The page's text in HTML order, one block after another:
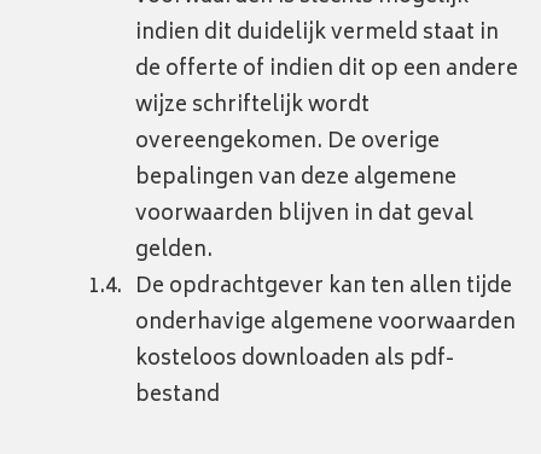
indien dit duidelijk vermeld staat in
de offerte of indien dit op een andere
wijze schriftelijk wordt
overeengekomen. De overige
bepalingen van deze algemene
voorwaarden blijven in dat geval
gelden.
De opdrachtgever kan ten allen tijde
onderhavige algemene voorwaarden
kosteloos downloaden als pdf-
bestand